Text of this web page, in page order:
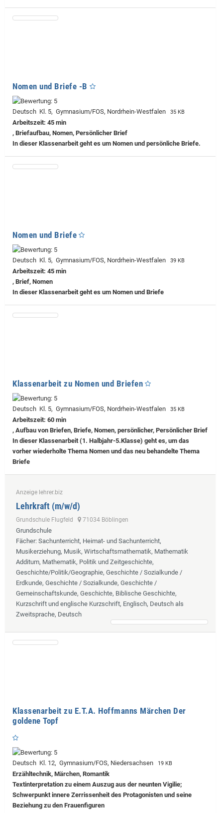
Nomen und Briefe -B
Deutsch Kl. 5, Gymnasium/FOS, Nordrhein-Westfalen 35 KB
Arbeitszeit: 45 min
, Briefaufbau, Nomen, Persönlicher Brief
In dieser Klassenarbeit geht es um Nomen und persönliche Briefe.
Nomen und Briefe
Deutsch Kl. 5, Gymnasium/FOS, Nordrhein-Westfalen 39 KB
Arbeitszeit: 45 min
, Brief, Nomen
In dieser Klassenarbeit geht es um Nomen und Briefe
Klassenarbeit zu Nomen und Briefen
Deutsch Kl. 5, Gymnasium/FOS, Nordrhein-Westfalen 35 KB
Arbeitszeit: 60 min
, Aufbau von Briefen, Briefe, Nomen, persönlicher, Persönlicher Brief
In dieser Klassenarbeit (1. Halbjahr-5.Klasse) geht es, um das
vorher wiederholte Thema Nomen und das neu behandelte Thema
Briefe
Anzeige lehrer.biz
Lehrkraft (m/w/d)
Grundschule Flugfeld 71034 Böblingen
Grundschule
Fächer: Sachunterricht, Heimat- und Sachunterricht,
Musikerziehung, Musik, Wirtschaftsmathematik, Mathematik
Additum, Mathematik, Politik und Zeitgeschichte,
Geschichte/Politik/Geographie, Geschichte / Sozialkunde /
Erdkunde, Geschichte / Sozialkunde, Geschichte /
Gemeinschaftskunde, Geschichte, Biblische Geschichte,
Kurzschrift und englische Kurzschrift, Englisch, Deutsch als
Zweitsprache, Deutsch
Klassenarbeit zu E.T.A. Hoffmanns Märchen Der
goldene Topf
Deutsch Kl. 12, Gymnasium/FOS, Niedersachsen 19 KB
Erzähltechnik, Märchen, Romantik
Textinterpretation zu einem Auszug aus der neunten Vigilie;
Schwerpunkt innere Zerrissenheit des Protagonisten und seine
Beziehung zu den Frauenfiguren